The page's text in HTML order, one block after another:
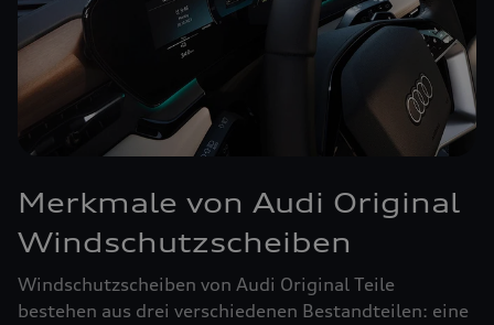
Merkmale von Audi Original
Windschutzscheiben
Windschutzscheiben von Audi Original Teile
bestehen aus drei verschiedenen Bestandteilen: eine